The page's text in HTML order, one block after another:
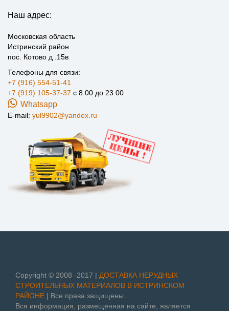
Наш адрес:
Московская область
Истринский район
пос. Котово д .15в
Телефоны для связи:
+7 (916) 554-51-41
+7 (919) 105-37-37 с 8.00 до 23.00
Whatsapp
E-mail: yul9902@yandex.ru
Copyright © 2008 -2017 | ДОСТАВКА НЕРУДНЫХ
СТРОИТЕЛЬНЫХ МАТЕРИАЛОВ В ИСТРИНСКОМ
РАЙОНЕ | Все права защищены.
Вся информация, размещенная на сайте, является